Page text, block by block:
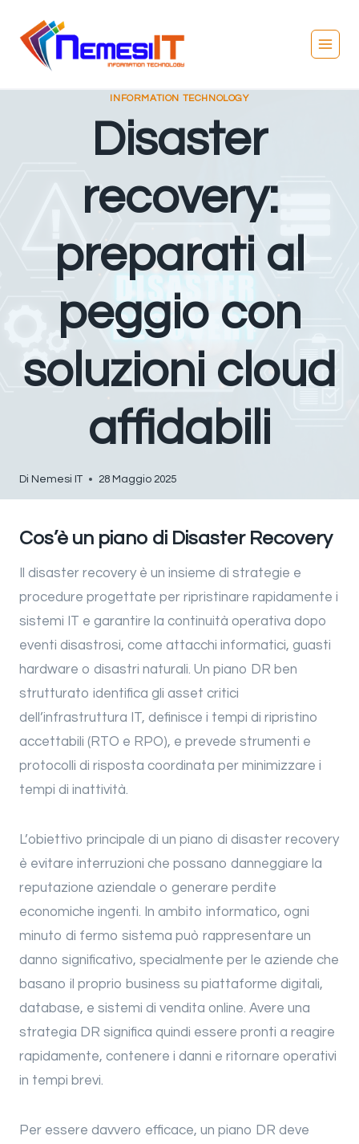
INFORMATION TECHNOLOGY
Disaster
recovery:
preparati al
peggio con
soluzioni cloud
affidabili
Di Nemesi IT 28 Maggio 2025
Cos’è un piano di Disaster Recovery
Il disaster recovery è un insieme di strategie e
procedure progettate per ripristinare rapidamente i
sistemi IT e garantire la continuità operativa dopo
eventi disastrosi, come attacchi informatici, guasti
hardware o disastri naturali. Un piano DR ben
strutturato identifica gli asset critici
dell’infrastruttura IT, definisce i tempi di ripristino
accettabili (RTO e RPO), e prevede strumenti e
protocolli di risposta coordinata per minimizzare i
tempi di inattività.
L’obiettivo principale di un piano di disaster recovery
è evitare interruzioni che possano danneggiare la
reputazione aziendale o generare perdite
economiche ingenti. In ambito informatico, ogni
minuto di fermo sistema può rappresentare un
danno significativo, specialmente per le aziende che
basano il proprio business su piattaforme digitali,
database, e sistemi di vendita online. Avere una
strategia DR significa quindi essere pronti a reagire
rapidamente, contenere i danni e ritornare operativi
in tempi brevi.
Per essere davvero efficace, un piano DR deve